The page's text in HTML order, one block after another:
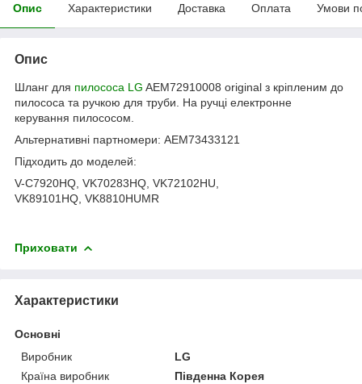
Опис Характеристики Доставка Оплата Умови
Опис
Шланг для пилососа LG AEM72910008 original з кріпленим до
пилососа та ручкою для труби. На ручці електронне
керування пилососом.
Альтернативні партномери: AEM73433121
Підходить до моделей:
V-C7920HQ, VK70283HQ, VK72102HU,
VK89101HQ, VK8810HUMR
Приховати
Характеристики
Основні
Виробник
LG
Країна виробник
Південна Корея